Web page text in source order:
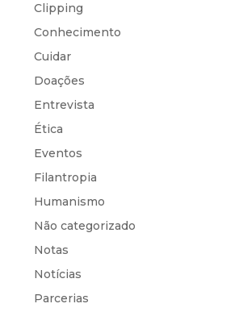
Clipping
Conhecimento
Cuidar
Doações
Entrevista
Ética
Eventos
Filantropia
Humanismo
Não categorizado
Notas
Notícias
Parcerias